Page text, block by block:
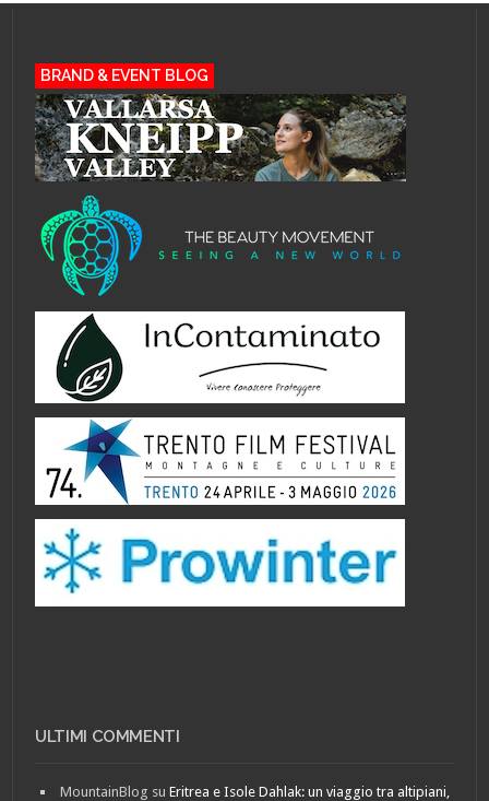
BRAND & EVENT BLOG
ULTIMI COMMENTI
MountainBlog suEritrea e Isole Dahlak: un viaggio tra altipiani,